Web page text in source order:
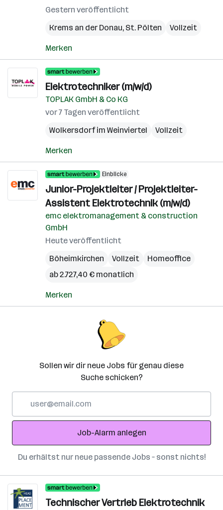
Gestern veröffentlicht
Krems an der Donau, St. Pölten Vollzeit
Merken
Elektrotechniker (m/w/d)
TOPLAK GmbH & Co KG
vor 7 Tagen veröffentlicht
Wolkersdorf im Weinviertel
Vollzeit
Merken
Einblicke
Junior-Projektleiter / Projektleiter-
Assistent Elektrotechnik (m/w/d)
emc elektromanagement & construction
GmbH
Heute veröffentlicht
Böheimkirchen
Vollzeit
Homeoffice
ab 2.727,40 € monatlich
Merken
Sollen wir dir neue Jobs für genau diese
Suche schicken?
Adresse
Job-Alarm anlegen
Du erhältst nur neue passende Jobs – sonst nichts!
Technischer Vertrieb Elektrotechnik